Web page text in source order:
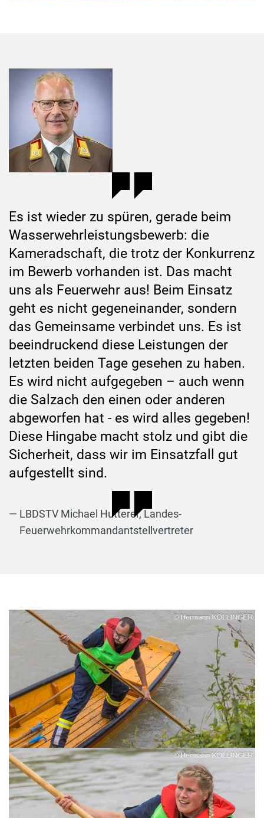
Es ist wieder zu spüren, gerade beim
Wasserwehrleistungsbewerb: die
Kameradschaft, die trotz der Konkurrenz
im Bewerb vorhanden ist. Das macht
uns als Feuerwehr aus! Beim Einsatz
geht es nicht gegeneinander, sondern
das Gemeinsame verbindet uns. Es ist
beeindruckend diese Leistungen der
letzten beiden Tage gesehen zu haben.
Es wird nicht aufgegeben – auch wenn
die Salzach den einen oder anderen
abgeworfen hat - es wird alles gegeben!
Diese Hingabe macht stolz und gibt die
Sicherheit, dass wir im Einsatzfall gut
aufgestellt sind.
LBDSTV Michael Hutterer, Landes-
Feuerwehrkommandantstellvertreter